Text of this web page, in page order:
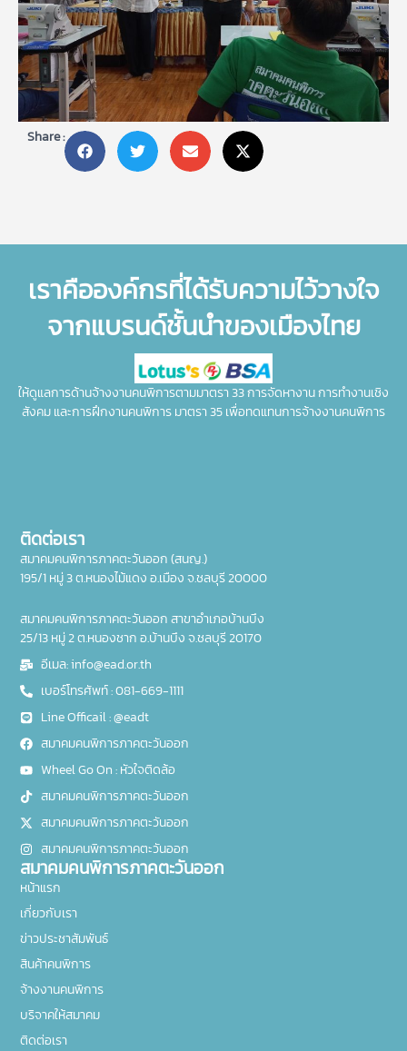
Share :
เราคือองค์กรที่ได้รับความไว้วางใจ
จากแบรนด์ชั้นนำของเมืองไทย
ให้ดูแลการด้านจ้างงานคนพิการตามมาตรา 33 การจัดหางาน การทำงานเชิง
สังคม และการฝึกงานคนพิการ มาตรา 35 เพื่อทดแทนการจ้างงานคนพิการ
ติดต่อเรา
สมาคมคนพิการภาคตะวันออก (สนญ.)
195/1 หมู่ 3 ต.หนองไม้แดง อ.เมือง จ.ชลบุรี 20000
สมาคมคนพิการภาคตะวันออก สาขาอำเภอบ้านบึง
25/13 หมู่ 2 ต.หนองชาก อ.บ้านบึง จ.ชลบุรี 20170
อีเมล: info@ead.or.th
เบอร์โทรศัพท์ : 081-669-1111
Line Officail : @eadt
สมาคมคนพิการภาคตะวันออก
Wheel Go On : หัวใจติดล้อ
สมาคมคนพิการภาคตะวันออก
สมาคมคนพิการภาคตะวันออก
สมาคมคนพิการภาคตะวันออก
สมาคมคนพิการภาคตะวันออก
หน้าแรก
เกี่ยวกับเรา
ข่าวประชาสัมพันธ์
สินค้าคนพิการ
จ้างงานคนพิการ
บริจาคให้สมาคม
ติดต่อเรา